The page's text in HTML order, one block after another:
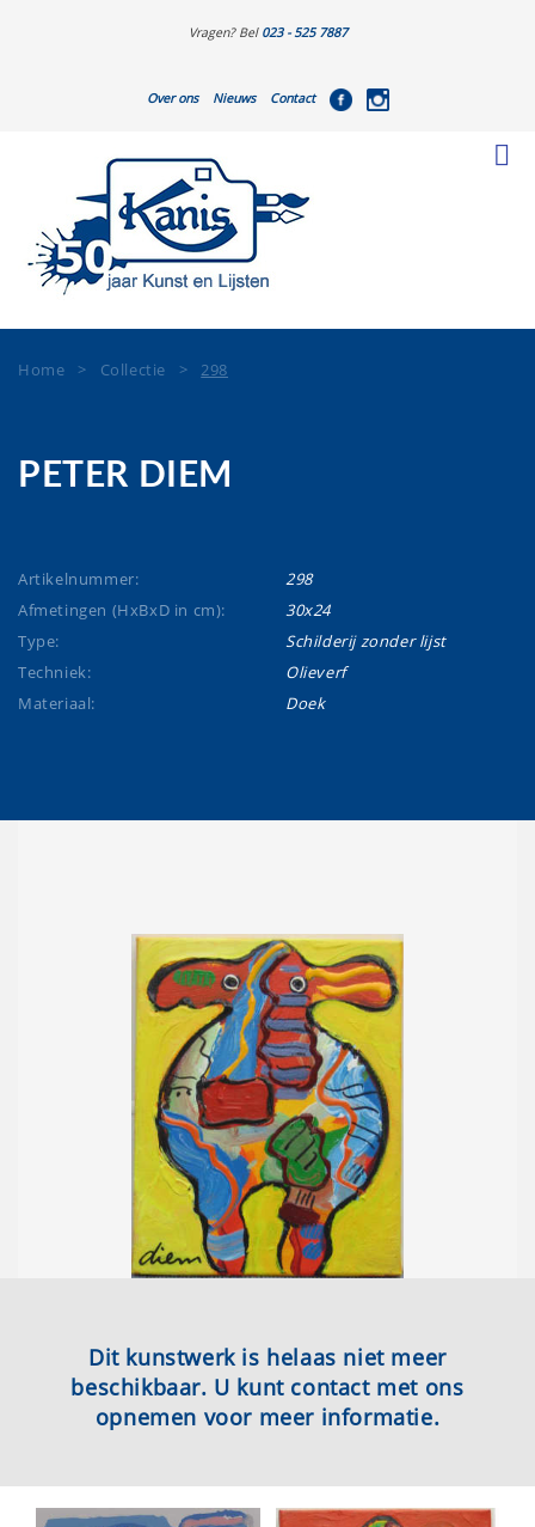
Vragen? Bel 023 - 525 7887
Over ons Nieuws Contact
Home > Collectie >298
PETER DIEM
Artikelnummer:
298
Afmetingen (HxBxD in cm):
30x24
Type:
Schilderij zonder lijst
Techniek:
Olieverf
Materiaal:
Doek
Dit kunstwerk is helaas niet meer
beschikbaar. U kunt contact met ons
opnemen voor meer informatie.